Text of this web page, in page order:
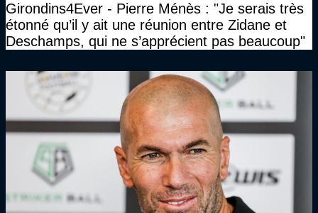
Girondins4Ever - Pierre Ménès : "Je serais très
étonné qu’il y ait une réunion entre Zidane et
Deschamps, qui ne s’apprécient pas beaucoup"